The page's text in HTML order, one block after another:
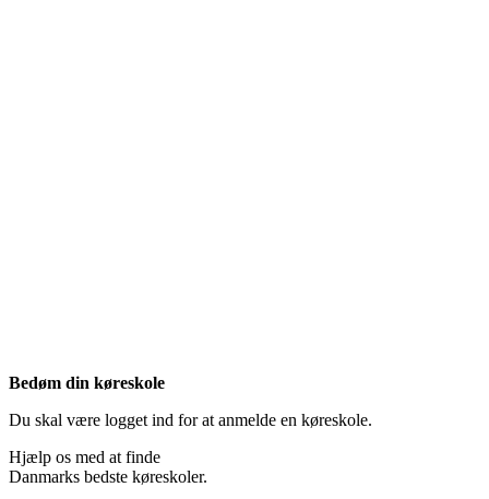
Bedøm din køreskole
Du skal være logget ind for at anmelde en køreskole.
Hjælp os med at finde
Danmarks bedste køreskoler.